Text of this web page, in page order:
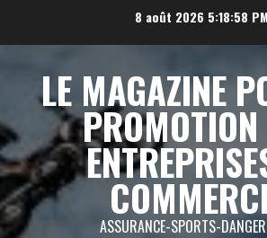
8 août 2026 5:18:58
LE MAGAZINE
PROMOTION
ASSURANCE-SPORTS-